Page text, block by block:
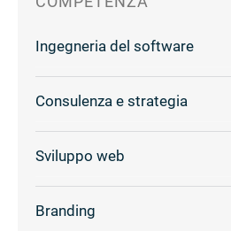
Ingegneria del software
Consulenza e strategia
Sviluppo web
Branding